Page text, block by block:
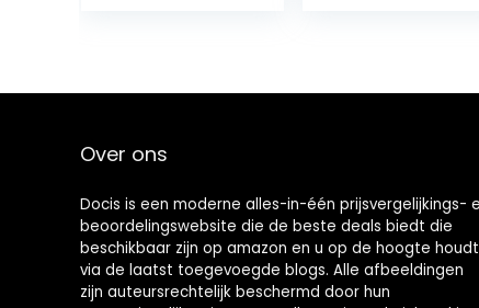
Over ons
Docis is een moderne alles-in-één prijsvergelijkings-
beoordelingswebsite die de beste deals biedt die
beschikbaar zijn op amazon en u op de hoogte houdt
via de laatst toegevoegde blogs. Alle afbeeldingen
zijn auteursrechtelijk beschermd door hun